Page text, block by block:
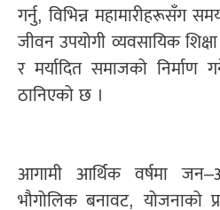
गर्नु, विभिन्न महामारीहरूसँग
जीवन उपयोगी व्यवसायिक
र मर्यादित समाजको निर्माण
ठानिएको छ ।
आगामी आर्थिक वर्षमा
भौगोलिक बनावट, योजनाको